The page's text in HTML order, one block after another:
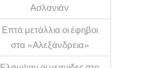
Ασλανιάν
Επτά μετάλλια οι έφηβοι
στα «Αλεξάνδρεια»